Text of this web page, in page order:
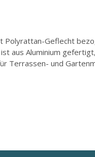
Polyrattan-Geflecht
aus Aluminium
Terrassen- und
mit 192 x 90 cm
Rufnummer an.